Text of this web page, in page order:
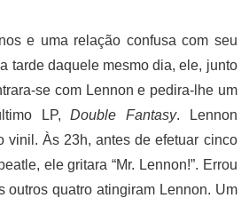
e uma relação confusa com seu
tarde daquele mesmo dia, ele, junto
se com Lennon e pedira-lhe um
LP,Double Fantasy. Lennon
vinil. Às 23h, antes de efetuar cinco
ele gritara “Mr. Lennon!”. Errou
outros quatro atingiram Lennon. Um